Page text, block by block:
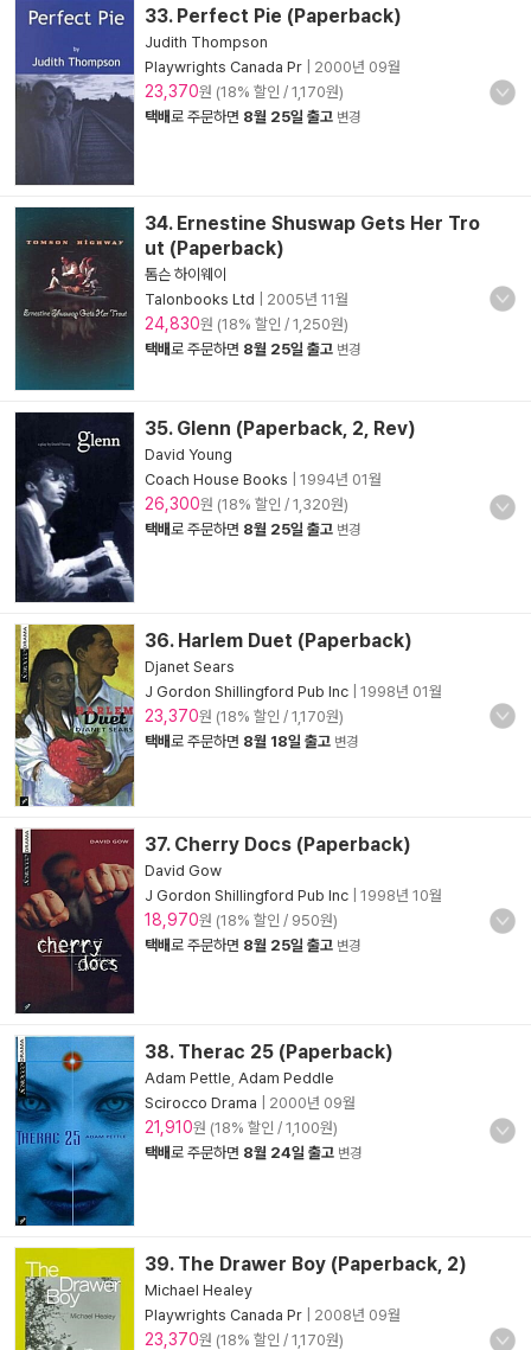
33. Perfect Pie (Paperback)
Judith Thompson
Playwrights Canada Pr
2000년 09월
23,370원 (18% 할인 / 1,170원)
택배로 주문하면 8월 25일 출고 변경
34. Ernestine Shuswap Gets Her Tro
ut (Paperback)
톰슨 하이웨이
Talonbooks Ltd
2005년 11월
24,830원 (18% 할인 / 1,250원)
택배로 주문하면 8월 25일 출고 변경
35. Glenn (Paperback, 2, Rev)
David Young
Coach House Books
1994년 01월
26,300원 (18% 할인 / 1,320원)
택배로 주문하면 8월 25일 출고 변경
36. Harlem Duet (Paperback)
Djanet Sears
J Gordon Shillingford Pub Inc
1998년 01월
23,370원 (18% 할인 / 1,170원)
택배로 주문하면 8월 18일 출고 변경
37. Cherry Docs (Paperback)
David Gow
J Gordon Shillingford Pub Inc
1998년 10월
18,970원 (18% 할인 / 950원)
택배로 주문하면 8월 25일 출고 변경
38. Therac 25 (Paperback)
Adam Pettle Adam Peddle
Scirocco Drama
2000년 09월
21,910원 (18% 할인 / 1,100원)
택배로 주문하면 8월 24일 출고 변경
39. The Drawer Boy (Paperback, 2)
Michael Healey
Playwrights Canada Pr
2008년 09월
23,370원 (18% 할인 / 1,170원)